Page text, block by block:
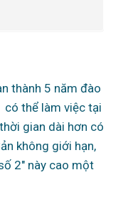
thành 5 năm đào
có thể làm việc tại
gian dài hơn có
không giới hạn,
2" này cao một